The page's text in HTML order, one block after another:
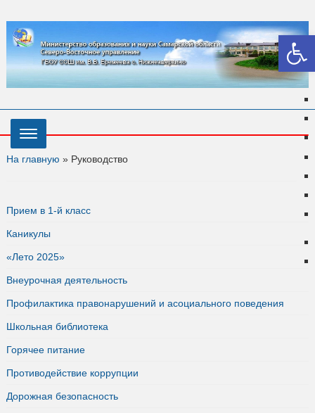
На главную » Руководство
Прием в 1-й класс
Каникулы
«Лето 2025»
Внеурочная деятельность
Профилактика правонарушений и асоциального поведения
Школьная библиотека
Горячее питание
Противодействие коррупции
Дорожная безопасность